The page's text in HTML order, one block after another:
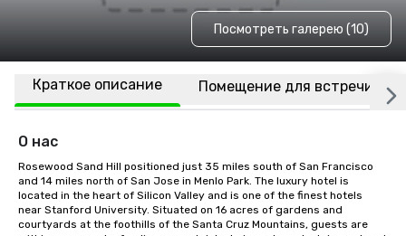
Посмотреть галерею (10)
Краткое описание Помещение для встречи
О нас
Rosewood Sand Hill positioned just 35 miles south of San Francisco
and 14 miles north of San Jose in Menlo Park. The luxury hotel is
located in the heart of Silicon Valley and is one of the finest hotels
near Stanford University. Situated on 16 acres of gardens and
courtyards at the foothills of the Santa Cruz Mountains, guests are